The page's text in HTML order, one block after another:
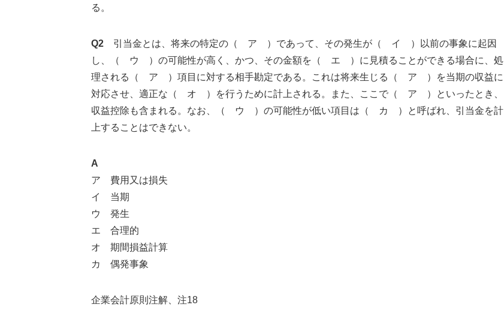
る。
Q2 引当金とは、将来の特定の（ ア ）であって、その発生が（ イ ）以前の事象に起因
し、（ ウ ）の可能性が高く、かつ、その金額を（ エ ）に見積ることができる場合に、処
理される（ ア ）項目に対する相手勘定である。これは将来生じる（ ア ）を当期の収益に
対応させ、適正な（ オ ）を行うために計上される。また、ここで（ ア ）といったとき、
収益控除も含まれる。なお、（ ウ ）の可能性が低い項目は（ カ ）と呼ばれ、引当金を計
上することはできない。
A
ア 費用又は損失
イ 当期
ウ 発生
エ 合理的
オ 期間損益計算
カ 偶発事象
企業会計原則注解、注18